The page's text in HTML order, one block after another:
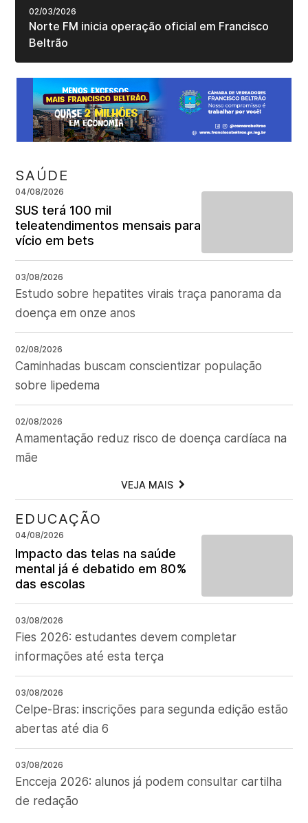
02/03/2026
Norte FM inicia operação oficial em Francisco
Beltrão
SAÚDE
04/08/2026
SUS terá 100 mil
teleatendimentos mensais para
vício em bets
03/08/2026
Estudo sobre hepatites virais traça panorama da
doença em onze anos
02/08/2026
Caminhadas buscam conscientizar população
sobre lipedema
02/08/2026
Amamentação reduz risco de doença cardíaca na
mãe
VEJA MAIS
EDUCAÇÃO
04/08/2026
Impacto das telas na saúde
mental já é debatido em 80%
das escolas
03/08/2026
Fies 2026: estudantes devem completar
informações até esta terça
03/08/2026
Celpe-Bras: inscrições para segunda edição estão
abertas até dia 6
03/08/2026
Encceja 2026: alunos já podem consultar cartilha
de redação